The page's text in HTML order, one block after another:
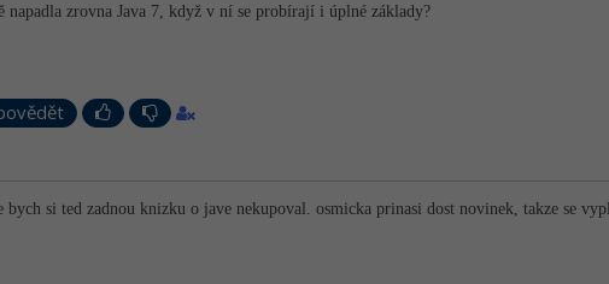
napadla zrovna Java 7, když v ní se probírají i úplné základy?
bych si ted zadnou knizku o jave nekupoval. osmicka prinasi dost novinek, takze se